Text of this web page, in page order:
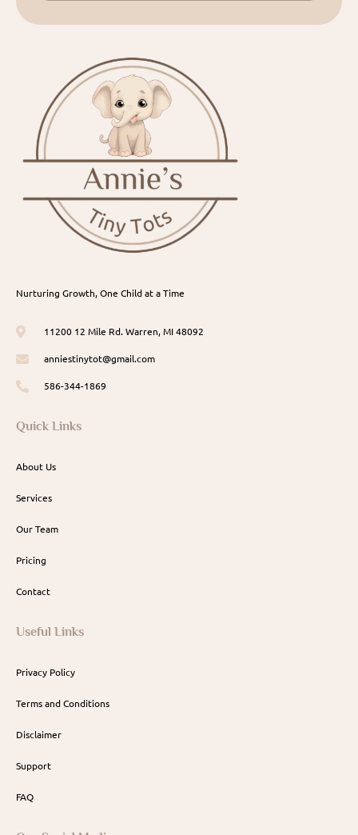
Nurturing Growth, One Child at a Time
11200 12 Mile Rd. Warren, MI 48092
anniestinytot@gmail.com
586-344-1869
Quick Links
About Us
Services
Our Team
Pricing
Contact
Useful Links
Privacy Policy
Terms and Conditions
Disclaimer
Support
FAQ